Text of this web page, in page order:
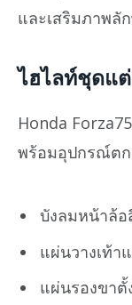
และเสริมภาพลั
ไฮไลท์ชุดแ
Honda
พร้อมอุปกรณ์ตก
บังลมหน้าล้
แผ่นวางเท้า
แผ่นรองขาตั้